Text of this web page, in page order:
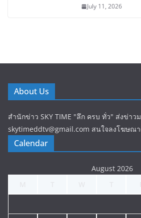
July 11, 2026
About Us
สำนักข่าว SKY TIME "ลึก ครบ ทั่ว" ส่งข่าว
skytimeddtv@gmail.com สนใจลงโฆษณ
Calendar
August 2026